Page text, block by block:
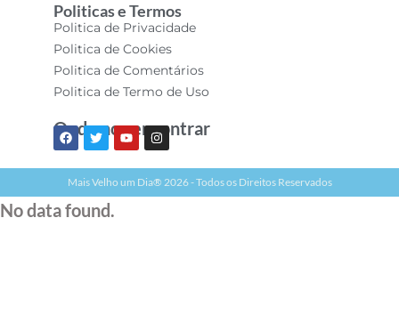
Politicas e Termos
Politica de Privacidade
Politica de Cookies
Politica de Comentários
Politica de Termo de Uso
Onde nos encontrar
Mais Velho um Dia® 2026 - Todos os Direitos Reservados
No data found.